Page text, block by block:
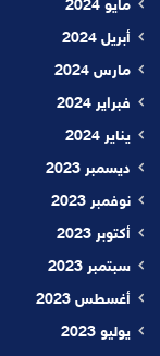
مايو 2024
أبريل 2024
مارس 2024
فبراير 2024
يناير 2024
ديسمبر 2023
نوفمبر 2023
أكتوبر 2023
سبتمبر 2023
أغسطس 2023
يوليو 2023